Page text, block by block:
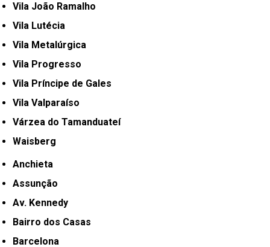
Vila João Ramalho
Vila Lutécia
Vila Metalúrgica
Vila Progresso
Vila Príncipe de Gales
Vila Valparaíso
Várzea do Tamanduateí
Waisberg
Anchieta
Assunção
Av. Kennedy
Bairro dos Casas
Barcelona